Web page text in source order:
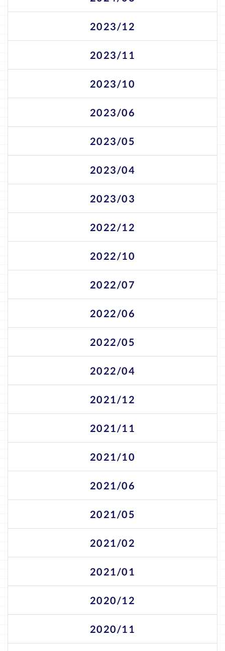
2023/12
2023/11
2023/10
2023/06
2023/05
2023/04
2023/03
2022/12
2022/10
2022/07
2022/06
2022/05
2022/04
2021/12
2021/11
2021/10
2021/06
2021/05
2021/02
2021/01
2020/12
2020/11